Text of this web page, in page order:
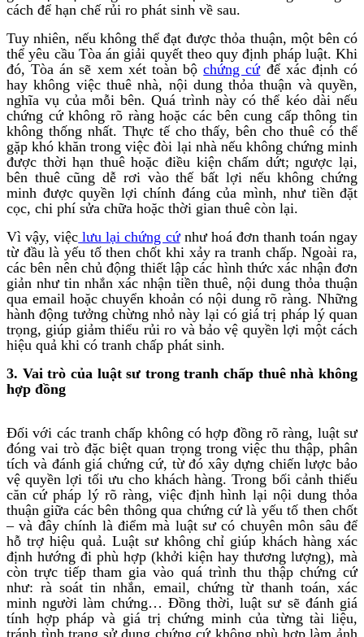
cách để hạn chế rủi ro phát sinh về sau.
Tuy nhiên, nếu không thể đạt được thỏa thuận, một bên có
thể yêu cầu Tòa án giải quyết theo quy định pháp luật. Khi
đó, Tòa án sẽ xem xét toàn bộchứng cứđể xác định có
hay không việc thuê nhà, nội dung thỏa thuận và quyền,
nghĩa vụ của mỗi bên. Quá trình này có thể kéo dài nếu
chứng cứ không rõ ràng hoặc các bên cung cấp thông tin
không thống nhất. Thực tế cho thấy, bên cho thuê có thể
gặp khó khăn trong việc đòi lại nhà nếu không chứng minh
được thời hạn thuê hoặc điều kiện chấm dứt; ngược lại,
bên thuê cũng dễ rơi vào thế bất lợi nếu không chứng
minh được quyền lợi chính đáng của mình, như tiền đặt
cọc, chi phí sửa chữa hoặc thời gian thuê còn lại.
Vì vậy, việc lưu lại chứng cứnhư hoá đơn thanh toán ngay
từ đầu là yếu tố then chốt khi xảy ra tranh chấp. Ngoài ra,
các bên nên chủ động thiết lập các hình thức xác nhận đơn
giản như tin nhắn xác nhận tiền thuê, nội dung thỏa thuận
qua email hoặc chuyển khoản có nội dung rõ ràng. Những
hành động tưởng chừng nhỏ này lại có giá trị pháp lý quan
trọng, giúp giảm thiểu rủi ro và bảo vệ quyền lợi một cách
hiệu quả khi có tranh chấp phát sinh.
3. Vai trò của luật sư trong tranh chấp thuê nhà không
hợp đồng
Đối với các tranh chấp không có hợp đồng rõ ràng, luật sư
đóng vai trò đặc biệt quan trọng trong việc thu thập, phân
tích và đánh giá chứng cứ, từ đó xây dựng chiến lược bảo
vệ quyền lợi tối ưu cho khách hàng. Trong bối cảnh thiếu
căn cứ pháp lý rõ ràng, việc định hình lại nội dung thỏa
thuận giữa các bên thông qua chứng cứ là yếu tố then chốt
– và đây chính là điểm mà luật sư có chuyên môn sâu để
hỗ trợ hiệu quả. Luật sư không chỉ giúp khách hàng xác
định hướng đi phù hợp (khởi kiện hay thương lượng), mà
còn trực tiếp tham gia vào quá trình thu thập chứng cứ
như: rà soát tin nhắn, email, chứng từ thanh toán, xác
minh người làm chứng… Đồng thời, luật sư sẽ đánh giá
tính hợp pháp và giá trị chứng minh của từng tài liệu,
tránh tình trạng sử dụng chứng cứ không phù hợp làm ảnh